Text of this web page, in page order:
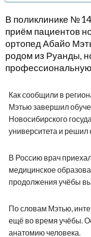
В поликлинике №
приём пациентов
ортопед Абайо
родом из Руанды,
Как сообщили в
Мэтью завершил
Новосибирского
университета и решил
В Россию врач
медицинское
продолжения учёбы
По словам Мэтью,
ещё во время учёбы.
анатомию человека.